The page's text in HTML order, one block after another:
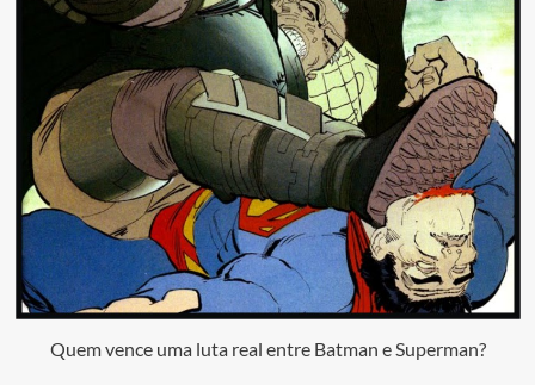
Quem vence uma luta real entre Batman e Superman?